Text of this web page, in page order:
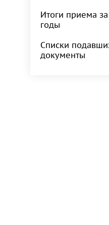
Итоги приема
годы
Списки
документы